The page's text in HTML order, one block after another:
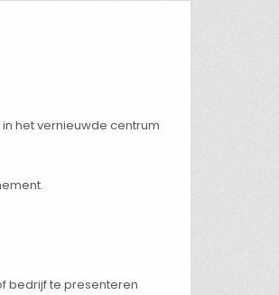
in het vernieuwde centrum
bedrijf te presenteren